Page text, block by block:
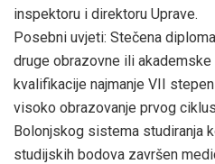
inspektoru i direktoru Uprave.
Posebni uvjeti: Stečena
druge obrazovne ili akademske
kvalifikacije najmanje VII
visoko obrazovanje prvog
Bolonjskog sistema studiranja
studijskih bodova završen